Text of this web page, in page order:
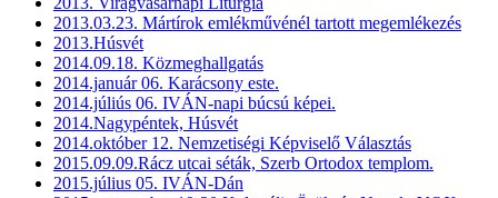
2013.03.23. Mártírok emlékművénél tartott megemlékezés
2013.Húsvét
2014.09.18. Közmeghallgatás
2014.január 06. Karácsony este.
2014.júliús 06. IVÁN-napi búcsú képei.
2014.Nagypéntek, Húsvét
2014.október 12. Nemzetiségi Képviselő Választás
2015.09.09.Rácz utcai séták, Szerb Ortodox templom.
2015.július 05. IVÁN-Dán